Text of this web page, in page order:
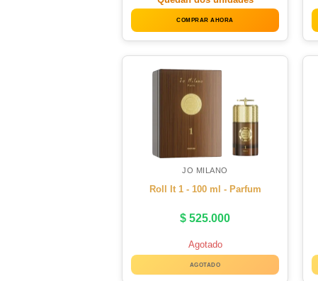
COMPRAR AHORA
JO MILANO
Roll It 1 - 100 ml - Parfum
$ 525.000
Agotado
AGOTADO